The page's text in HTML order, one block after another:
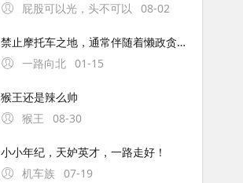
屁股可以光，头不可以
08-02
禁止摩托车之地，通常伴随着懒政贪官。为解禁摩的地方点赞！
一路向北 01-15
猴王还是辣么帅
猴王
08-30
小小年纪，天妒英才，一路走好！
机车族
07-19